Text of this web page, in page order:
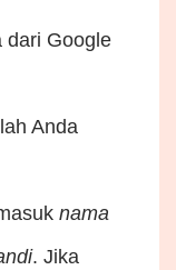
dari Google
Anda
nama
. Jika